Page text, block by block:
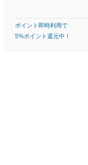
ポイント即時利用で
5%ポイント還元中！